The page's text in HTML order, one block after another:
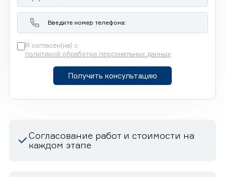
Я согласен(на) с
политикой обработки персональных данных
Получить консультацию
Согласование работ и стоимости на
каждом этапе